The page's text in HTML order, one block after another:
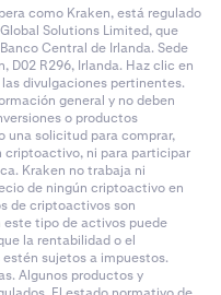
como Kraken, está regulado
Solutions Limited, que
Central de Irlanda. Sede
D02 R296, Irlanda. Haz clic en
divulgaciones pertinentes.
general y no deben
o productos
una solicitud para comprar,
criptoactivo, ni para participar
Kraken no trabaja ni
de ningún criptoactivo en
de criptoactivos son
este tipo de activos puede
la rentabilidad o el
sujetos a impuestos.
Algunos productos y